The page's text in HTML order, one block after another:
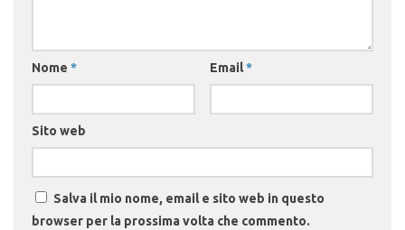
Nome * Email*
Sito web
Salva il mio nome, email e sito web in questo
browser per la prossima volta che commento.